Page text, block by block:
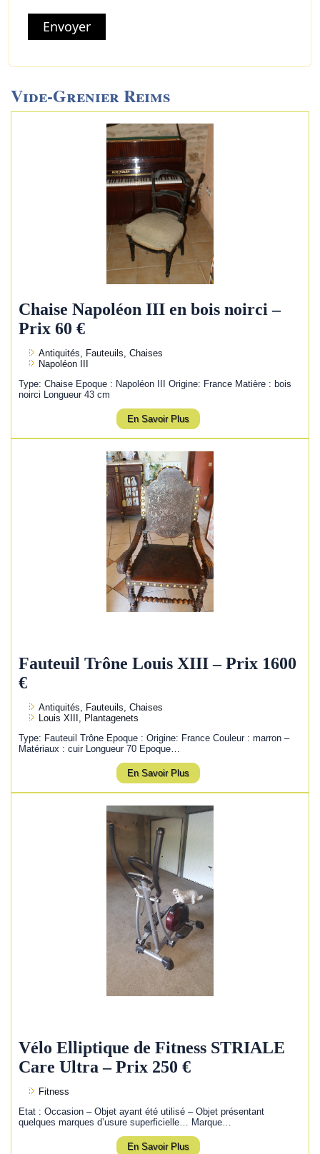
Envoyer
Vide-Grenier Reims
Chaise Napoléon III en bois noirci –
Prix 60 €
Antiquités, Fauteuils, Chaises
Napoléon III
Type: Chaise Epoque : Napoléon III Origine: France Matière : bois
noirci Longueur 43 cm
En Savoir Plus
Fauteuil Trône Louis XIII – Prix 1600
€
Antiquités, Fauteuils, Chaises
Louis XIII, Plantagenets
Type: Fauteuil Trône Epoque : Origine: France Couleur : marron –
Matériaux : cuir Longueur 70 Epoque…
En Savoir Plus
Vélo Elliptique de Fitness STRIALE
Care Ultra – Prix 250 €
Fitness
Etat : Occasion – Objet ayant été utilisé – Objet présentant
quelques marques d’usure superficielle… Marque…
En Savoir Plus